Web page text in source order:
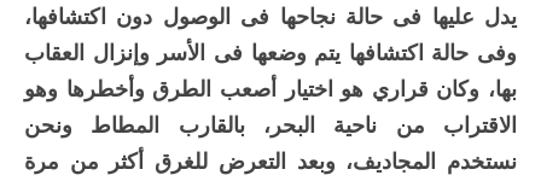
يدل عليها فى حالة نجاحها فى الوصول دون اكتشافها،
وفى حالة اكتشافها يتم وضعها فى الأسر وإنزال العقاب
بها، وكان قراري هو اختيار أصعب الطرق وأخطرها وهو
الاقتراب من ناحية البحر، بالقارب المطاط ونحن
نستخدم المجاديف، وبعد التعرض للغرق أكثر من مرة